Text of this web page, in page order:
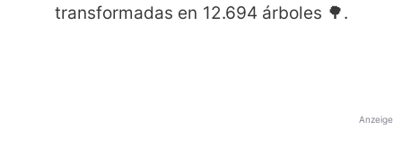
transformadas en 12.694 árboles 🌳.
Anzeige